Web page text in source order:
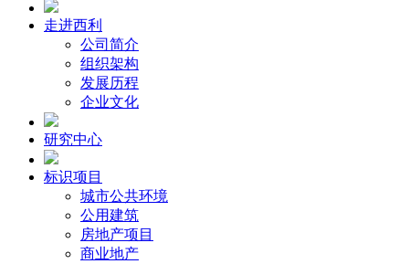
走进西利
公司简介
组织架构
发展历程
企业文化
研究中心
标识项目
城市公共环境
公用建筑
房地产项目
商业地产